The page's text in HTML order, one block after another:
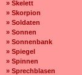
» Skelett
» Skorpion
» Soldaten
» Sonnen
» Sonnenbank
» Spiegel
» Spinnen
» Sprechblasen